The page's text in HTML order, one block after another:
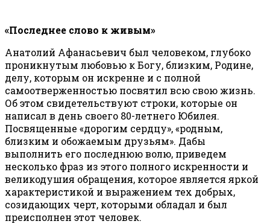
«Последнее слово к живым»
Анатолий Афанасьевич был человеком, глубоко
проникнутым любовью к Богу, близким, Родине,
делу, которым он искренне и с полной
самоотверженностью посвятил всю свою жизнь.
Об этом свидетельствуют строки, которые он
написал в день своего 80-летнего Юбилея.
Посвященные «дорогим сердцу», «родным,
близким и обожаемым друзьям». Дабы
выполнить его последнюю волю, приведем
несколько фраз из этого полного искренности и
великодушия обращения, которое является яркой
характеристикой и выражением тех добрых,
созидающих черт, которыми обладал и был
преисполнен этот человек.